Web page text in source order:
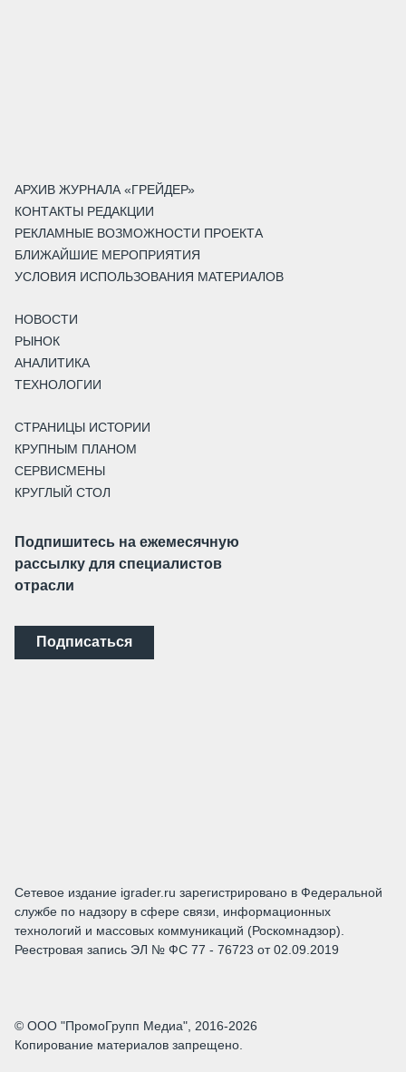
АРХИВ ЖУРНАЛА «ГРЕЙДЕР»
КОНТАКТЫ РЕДАКЦИИ
РЕКЛАМНЫЕ ВОЗМОЖНОСТИ ПРОЕКТА
БЛИЖАЙШИЕ МЕРОПРИЯТИЯ
УСЛОВИЯ ИСПОЛЬЗОВАНИЯ МАТЕРИАЛОВ
НОВОСТИ
РЫНОК
АНАЛИТИКА
ТЕХНОЛОГИИ
СТРАНИЦЫ ИСТОРИИ
КРУПНЫМ ПЛАНОМ
СЕРВИСМЕНЫ
КРУГЛЫЙ СТОЛ
Подпишитесь на ежемесячную
рассылку для специалистов
отрасли
Подписаться
Сетевое издание igrader.ru зарегистрировано в Федеральной
службе по надзору в сфере связи, информационных
технологий и массовых коммуникаций (Роскомнадзор).
Реестровая запись ЭЛ № ФС 77 - 76723 от 02.09.2019
© ООО "ПромоГрупп Медиа", 2016-2026
Копирование материалов запрещено.